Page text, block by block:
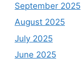
September 2025
August 2025
July 2025
June 2025